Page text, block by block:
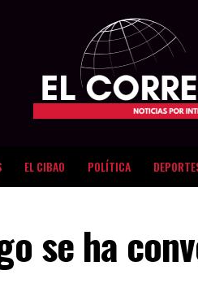
EL CIBAO POLÍTICA
se ha